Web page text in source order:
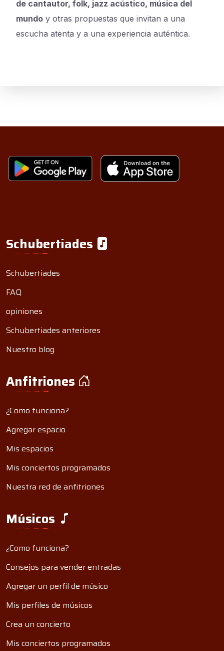
de cantautor, folk, jazz acústico, música del
mundo y otras propuestas que invitan a una
escucha atenta y a una experiencia auténtica.
Schubertiades
Schubertiades
FAQ
opiniones
Schubertiades anteriores
Nuestro blog
Anfitriones
¿Como funciona?
Agregar espacio
Mis espacios
Mis conciertos programados
Nuestra red de anfitriones
Músicos
¿Como funciona?
Consejos para vender entradas
Agregar un perfil de músico
Mis perfiles de músicos
Crea un concierto
Mis conciertos programados